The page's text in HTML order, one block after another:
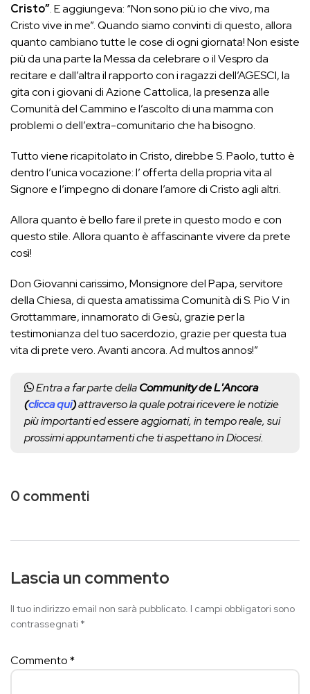
Cristo”. E aggiungeva: “Non sono più io che vivo, ma
Cristo vive in me”. Quando siamo convinti di questo, allora
quanto cambiano tutte le cose di ogni giornata! Non esiste
più da una parte la Messa da celebrare o il Vespro da
recitare e dall’altra il rapporto con i ragazzi dell’AGESCI, la
gita con i giovani di Azione Cattolica, la presenza alle
Comunità del Cammino e l’ascolto di una mamma con
problemi o dell’extra-comunitario che ha bisogno.
Tutto viene ricapitolato in Cristo, direbbe S. Paolo, tutto è
dentro l’unica vocazione: l’ offerta della propria vita al
Signore e l’impegno di donare l’amore di Cristo agli altri.
Allora quanto è bello fare il prete in questo modo e con
questo stile. Allora quanto è affascinante vivere da prete
così!
Don Giovanni carissimo, Monsignore del Papa, servitore
della Chiesa, di questa amatissima Comunità di S. Pio V in
Grottammare, innamorato di Gesù, grazie per la
testimonianza del tuo sacerdozio, grazie per questa tua
vita di prete vero. Avanti ancora. Ad multos annos!”
Entra a far parte dellaCommunity de L'Ancora
(clicca qui)attraverso la quale potrai ricevere le notizie
più importanti ed essere aggiornati, in tempo reale, sui
prossimi appuntamenti che ti aspettano in Diocesi.
0 commenti
Lascia un commento
Il tuo indirizzo email non sarà pubblicato. I campi obbligatori sono
contrassegnati *
Commento*